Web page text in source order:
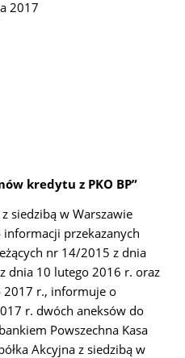
2017
kredytu z PKO BP”
z siedzibą w Warszawie
informacji przekazanych
nr 14/2015 z dnia
dnia 10 lutego 2016 r. oraz
2017 r., informuje o
r. dwóch aneksów do
Powszechna Kasa
Akcyjna z siedzibą w